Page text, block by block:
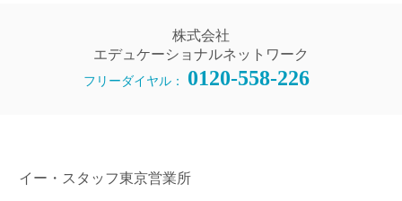
株式会社
エデュケーショナルネットワーク
フリーダイヤル： 0120-558-226
イー・スタッフ東京営業所